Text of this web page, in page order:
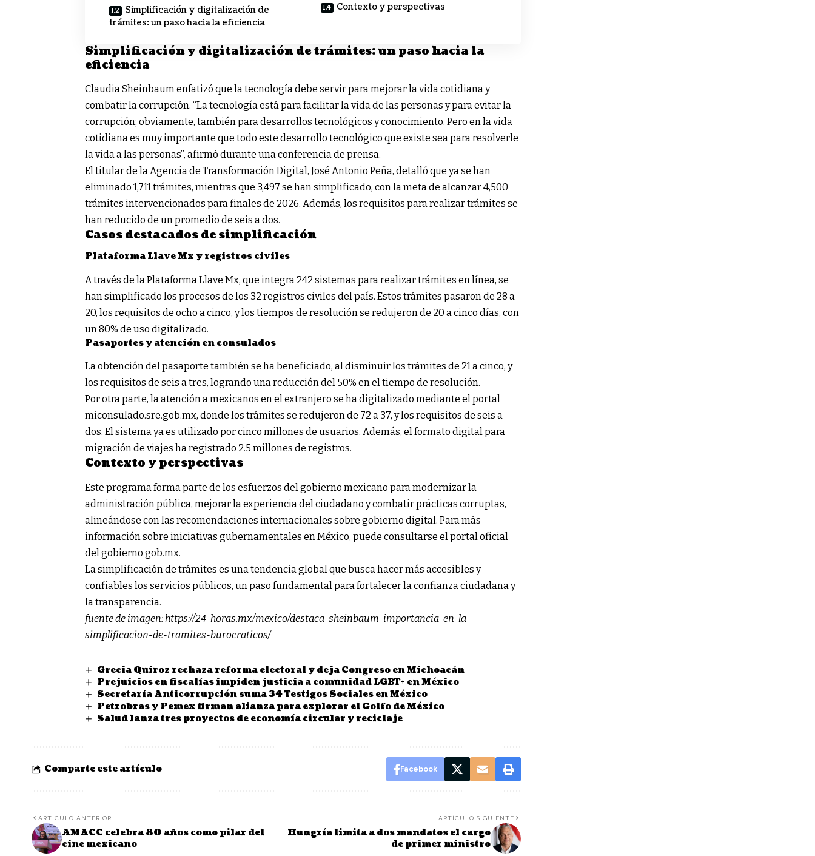
Simplificación y digitalización de
trámites: un paso hacia la eficiencia
Contexto y perspectivas
Simplificación y digitalización de trámites: un paso hacia la
eficiencia
Claudia Sheinbaum enfatizó que la tecnología debe servir para mejorar la vida cotidiana y
combatir la corrupción. “La tecnología está para facilitar la vida de las personas y para evitar la
corrupción; obviamente, también para desarrollos tecnológicos y conocimiento. Pero en la vida
cotidiana es muy importante que todo este desarrollo tecnológico que existe sea para resolverle
la vida a las personas”, afirmó durante una conferencia de prensa.
El titular de la Agencia de Transformación Digital, José Antonio Peña, detalló que ya se han
eliminado 1,711 trámites, mientras que 3,497 se han simplificado, con la meta de alcanzar 4,500
trámites intervencionados para finales de 2026. Además, los requisitos para realizar trámites se
han reducido de un promedio de seis a dos.
Casos destacados de simplificación
Plataforma Llave Mx y registros civiles
A través de la Plataforma Llave Mx, que integra 242 sistemas para realizar trámites en línea, se
han simplificado los procesos de los 32 registros civiles del país. Estos trámites pasaron de 28 a
20, los requisitos de ocho a cinco, y los tiempos de resolución se redujeron de 20 a cinco días, con
un 80% de uso digitalizado.
Pasaportes y atención en consulados
La obtención del pasaporte también se ha beneficiado, al disminuir los trámites de 21 a cinco, y
los requisitos de seis a tres, logrando una reducción del 50% en el tiempo de resolución.
Por otra parte, la atención a mexicanos en el extranjero se ha digitalizado mediante el portal
miconsulado.sre.gob.mx, donde los trámites se redujeron de 72 a 37, y los requisitos de seis a
dos. El sistema ya es utilizado por cinco millones de usuarios. Además, el formato digital para
migración de viajes ha registrado 2.5 millones de registros.
Contexto y perspectivas
Este programa forma parte de los esfuerzos del gobierno mexicano para modernizar la
administración pública, mejorar la experiencia del ciudadano y combatir prácticas corruptas,
alineándose con las recomendaciones internacionales sobre gobierno digital. Para más
información sobre iniciativas gubernamentales en México, puede consultarse el portal oficial
del gobierno gob.mx.
La simplificación de trámites es una tendencia global que busca hacer más accesibles y
confiables los servicios públicos, un paso fundamental para fortalecer la confianza ciudadana y
la transparencia.
fuente de imagen: https://24-horas.mx/mexico/destaca-sheinbaum-importancia-en-la-
simplificacion-de-tramites-burocraticos/
Grecia Quiroz rechaza reforma electoral y deja Congreso en Michoacán
Prejuicios en fiscalías impiden justicia a comunidad LGBT+ en México
Secretaría Anticorrupción suma 34 Testigos Sociales en México
Petrobras y Pemex firman alianza para explorar el Golfo de México
Salud lanza tres proyectos de economía circular y reciclaje
Comparte este artículo Facebook
ARTÍCULO ANTERIOR
AMACC celebra 80 años como pilar del
cine mexicano
ARTÍCULO SIGUIENTE
Hungría limita a dos mandatos el cargo
de primer ministro